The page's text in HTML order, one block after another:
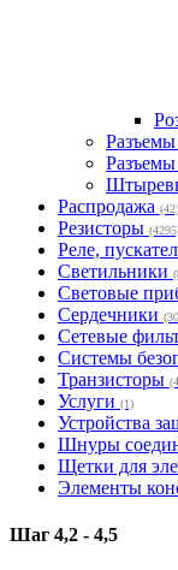
Распродажа (42)
Резисторы
Реле,
Светильники
Световые
Сердечники
Сетевые
Системы
Транзисторы
Услуги (1)
Устройства
Шнуры
Щетки для
Элементы
Шаг 4,2 - 4,5